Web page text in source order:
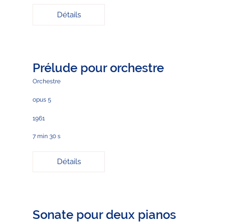
Détails
Prélude pour orchestre
Orchestre
opus 5
1961
7 min 30 s
Détails
Sonate pour deux pianos